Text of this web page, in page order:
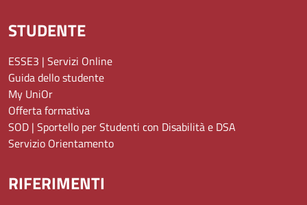
STUDENTE
ESSE3 | Servizi Online
Guida dello studente
My UniOr
Offerta formativa
SOD | Sportello per Studenti con Disabilità e DSA
Servizio Orientamento
RIFERIMENTI